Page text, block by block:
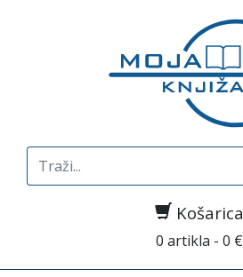
Search
for:
Košarica
0 artikla - 0 €